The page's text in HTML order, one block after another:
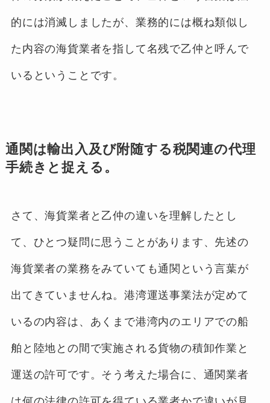
的には消滅しましたが、業務的には概ね類似し
た内容の海貨業者を指して名残で乙仲と呼んで
いるということです。
通関は輸出入及び附随する税関連の代理
手続きと捉える。
さて、海貨業者と乙仲の違いを理解したとし
て、ひとつ疑問に思うことがあります、先述の
海貨業者の業務をみていても通関という言葉が
出てきていませんね。港湾運送事業法が定めて
いるの内容は、あくまで港湾内のエリアでの船
舶と陸地との間で実施される貨物の積卸作業と
運送の許可です。そう考えた場合に、通関業者